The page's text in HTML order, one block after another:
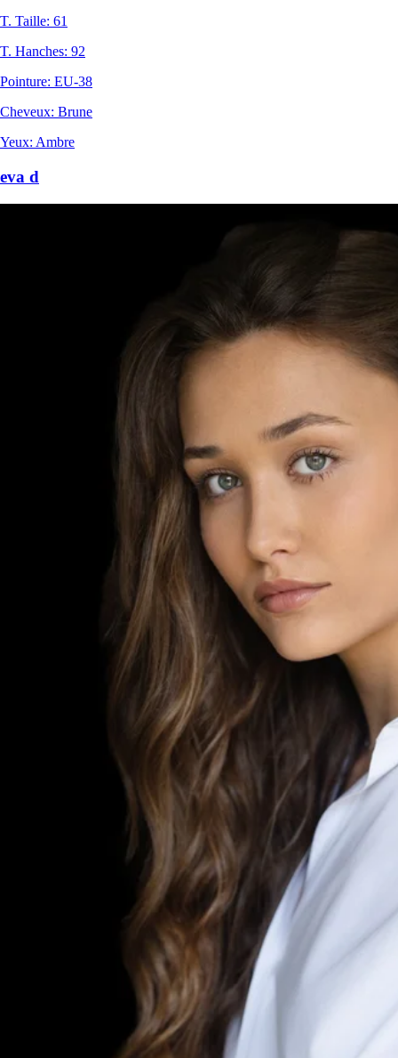
T. Taille: 61
T. Hanches: 92
Pointure: EU-38
Cheveux: Brune
Yeux: Ambre
eva d